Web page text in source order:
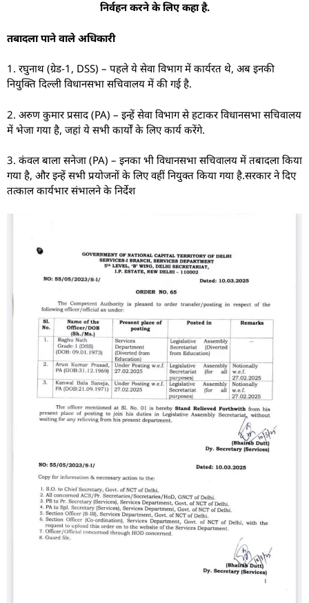
निर्वहन करने के लिए कहा है.
तबादला पाने वाले अधिकारी
1. रघुनाथ (ग्रेड-1, DSS) – पहले ये सेवा विभाग में कार्यरत थे, अब इनकी
नियुक्ति दिल्ली विधानसभा सचिवालय में की गई है.
2. अरुण कुमार प्रसाद (PA) – इन्हें सेवा विभाग से हटाकर विधानसभा सचिवालय
में भेजा गया है, जहां ये सभी कार्यों के लिए कार्य करेंगे.
3. कंवल बाला सनेजा (PA) – इनका भी विधानसभा सचिवालय में तबादला किया
गया है, और इन्हें सभी प्रयोजनों के लिए वहीं नियुक्त किया गया है.सरकार ने दिए
तत्काल कार्यभार संभालने के निर्देश